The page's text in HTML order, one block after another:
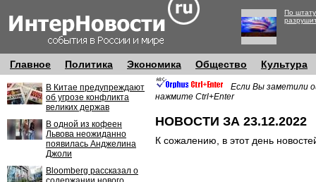
По
Главное Политика Экономика Общество Культура
В Китае предупреждают
об угрозе конфликта
великих держав
В одной из кофеен
Львова неожиданно
появилась Анджелина
Джоли
Bloomberg рассказал о
Если Вы заметили
нажмите Ctrl+Enter
НОВОСТИ ЗА 23.12.2022
К сожалению, в этот день